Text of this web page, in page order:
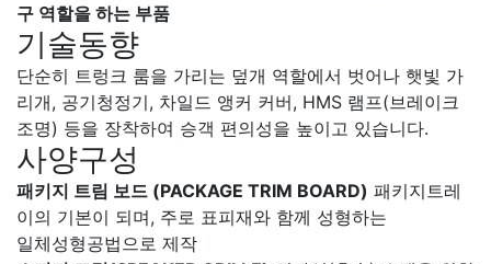
구 역할을 하는 부품
기술동향
단순히 트렁크 룸을 가리는 덮개 역할에서 벗어나 햇빛 가
리개, 공기청정기, 차일드 앵커 커버, HMS 램프(브레이크
조명) 등을 장착하여 승객 편의성을 높이고 있습니다.
사양구성
패키지 트림 보드 (PACKAGE TRIM BOARD) 패키지트레
이의 기본이 되며, 주로 표피재와 함께 성형하는
일체성형공법으로 제작